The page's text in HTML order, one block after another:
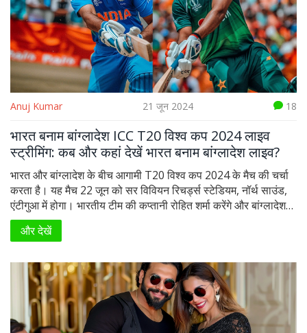
Anuj Kumar 21 जून 2024 18
भारत बनाम बांग्लादेश ICC T20 विश्व कप 2024 लाइव
स्ट्रीमिंग: कब और कहां देखें भारत बनाम बांग्लादेश लाइव?
भारत और बांग्लादेश के बीच आगामी T20 विश्व कप 2024 के मैच की चर्चा
करता है। यह मैच 22 जून को सर विवियन रिचर्ड्स स्टेडियम, नॉर्थ साउंड,
एंटीगुआ में होगा। भारतीय टीम की कप्तानी रोहित शर्मा करेंगे और बांग्लादेश
की कप्तानी नजमुल हुसैन शांतो करेंगे। मैच सुबह 8:00 बजे IST पर शुरू
होगा और स्टार स्पोर्ट्स नेटवर्क पर लाइव देखा जा सकता है।
और देखें